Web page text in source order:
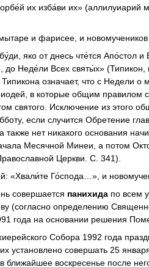
их изба́ви их»
и фарисее, и
яко от днесь чте́тся Апо́стол
до Неде́ли Всех святы́х»
Типикона означает, что с Недели
в которые общим правилом
святого. Исключение из этого
если случится Обретение
нет никакого основания
Месячной Минеи, а потом
Церкви. С. 341).
«Хвали́те Го́спода…», и
совершается панихида по всем
(согласно определению
года на основании решения
Собора 1992 года
установлено совершать 25
ближайшее воскресенье после